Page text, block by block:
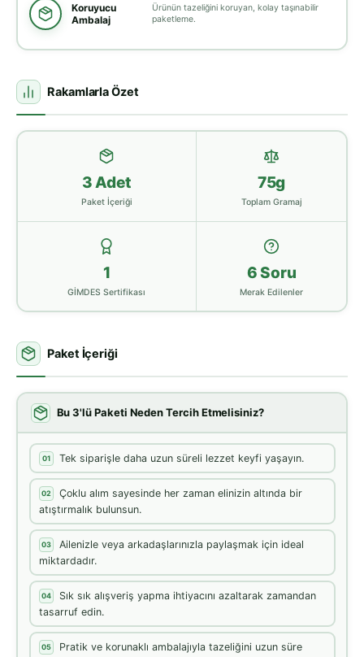
Koruyucu
Ambalaj
Ürünün tazeliğini koruyan, kolay taşınabilir
paketleme.
Rakamlarla Özet
3 Adet
Paket İçeriği
75g
Toplam Gramaj
1
GİMDES Sertifikası
6 Soru
Merak Edilenler
Paket İçeriği
Bu 3'lü Paketi Neden Tercih Etmelisiniz?
01 Tek siparişle daha uzun süreli lezzet keyfi yaşayın.
02
Çoklu alım sayesinde her zaman elinizin altında bir
atıştırmalık bulunsun.
03
Ailenizle veya arkadaşlarınızla paylaşmak için ideal
miktardadır.
04
Sık sık alışveriş yapma ihtiyacını azaltarak zamandan
tasarruf edin.
05
Pratik ve korunaklı ambalajıyla tazeliğini uzun süre